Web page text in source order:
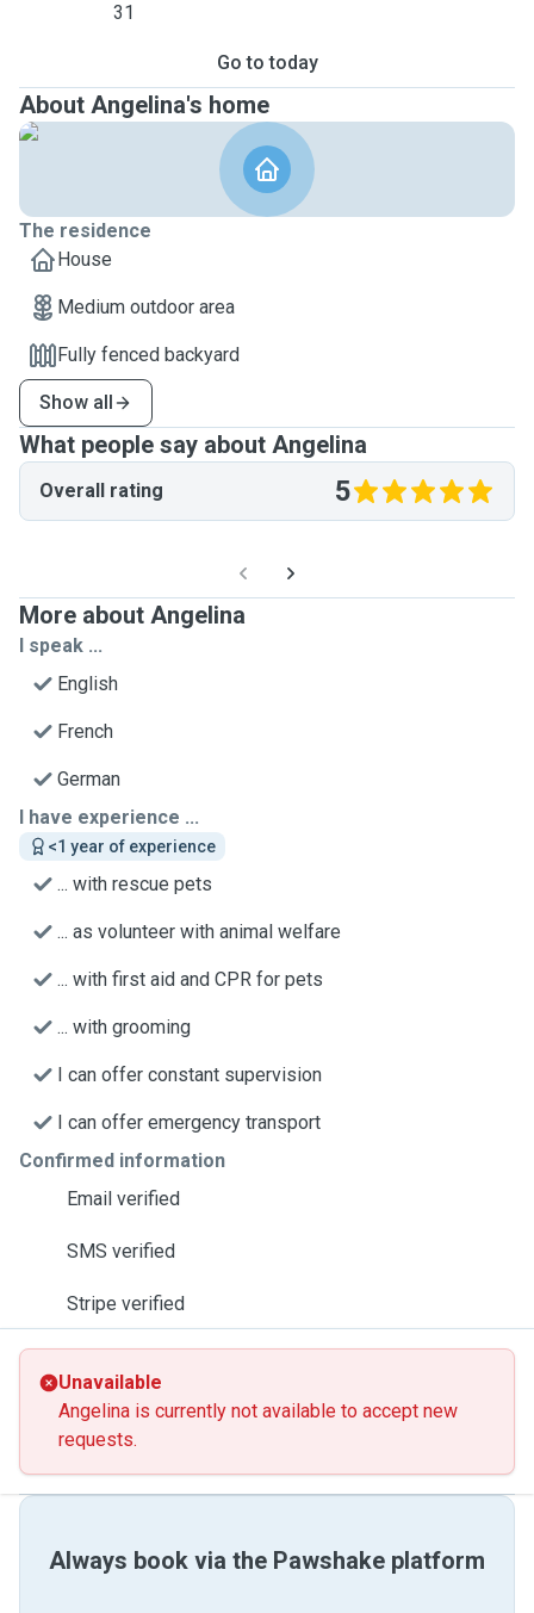
31
Go to today
About Angelina's home
The residence
House
Medium outdoor area
Fully fenced backyard
Show all
What people say about Angelina
Overall rating 5
More about Angelina
I speak ...
English
French
German
I have experience ...
<1 year of experience
... with rescue pets
... as volunteer with animal welfare
... with first aid and CPR for pets
... with grooming
I can offer constant supervision
I can offer emergency transport
Confirmed information
Email verified
SMS verified
Stripe verified
Unavailable
Angelina is currently not available to accept new
requests.
Always book via the Pawshake platform